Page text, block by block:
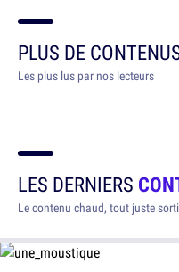
PLUS DE
Les plus lus par nos lecteurs
LES DERNIERS
Le contenu chaud, tout juste